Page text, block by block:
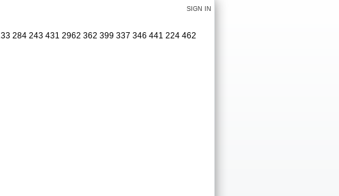
SIGN IN
284 243 431 2962 362 399 337 346 441 224 462